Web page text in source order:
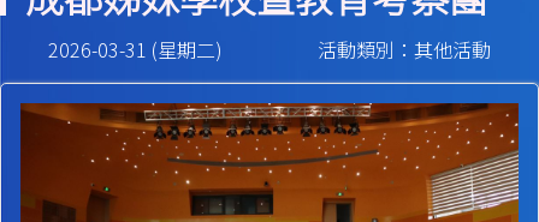
2026-03-31 (星期二) 活動類別：其他活動